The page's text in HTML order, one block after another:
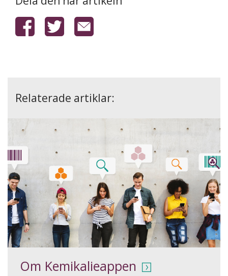
Relaterade artiklar:
Om Kemikalieappen